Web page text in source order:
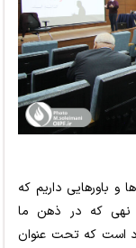
باورهایی داریم که
و نهی که در ذهن ما
است که تحت عنوان